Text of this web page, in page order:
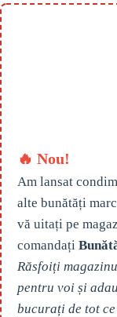
🔥 Nou!
Am lansat
alte bunătăți
vă uitați pe
comandați
Răsfoiți
pentru voi și
bucurați de tot ce